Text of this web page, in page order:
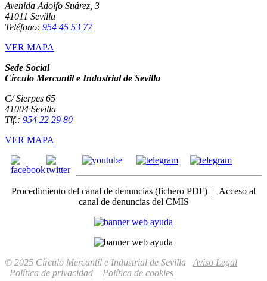
Avenida Adolfo Suárez, 3
41011 Sevilla
Teléfono: 954 45 53 77
VER MAPA
Sede Social
Círculo Mercantil e Industrial de Sevilla
C/ Sierpes 65
41004 Sevilla
Tlf.: 954 22 29 80
VER MAPA
Procedimiento del canal de denuncias (fichero PDF) | Acceso al
canal de denuncias del CMIS
© 2025 Círculo Mercantil e Industrial de Sevilla Aviso Legal
Política de privacidad
Política de cookies